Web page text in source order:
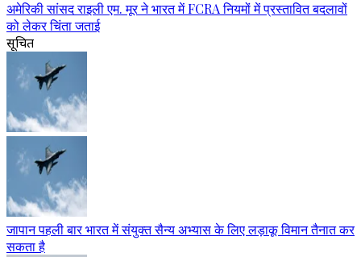
अमेरिकी सांसद राइली एम. मूर ने भारत में FCRA नियमों में प्रस्तावित बदलावों
को लेकर चिंता जताई
सूचित
जापान पहली बार भारत में संयुक्त सैन्य अभ्यास के लिए लड़ाकू विमान तैनात कर
सकता है